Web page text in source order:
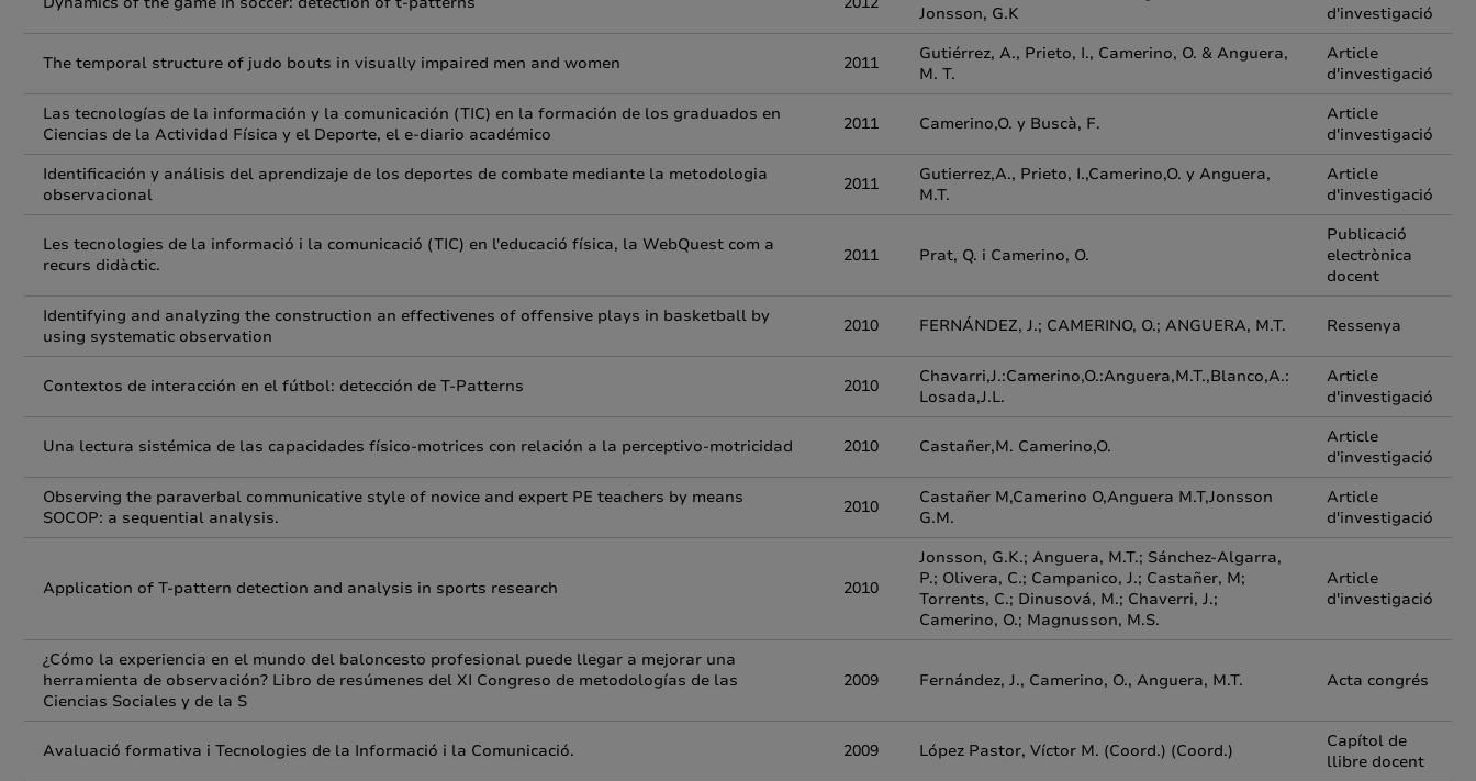
Jonsson, G.K
d'investigació
The temporal structure of judo bouts in visually impaired men and women 2011
Gutiérrez, A., Prieto, I., Camerino, O. & Anguera,
M. T.
Article
d'investigació
Las tecnologías de la información y la comunicación (TIC) en la formación de los graduados en
Ciencias de la Actividad Física y el Deporte, el e-diario académico
2011 Camerino,O. y Buscà, F.
Article
d'investigació
Identificación y análisis del aprendizaje de los deportes de combate mediante la metodologia
observacional
2011
Gutierrez,A., Prieto, I.,Camerino,O. y Anguera,
M.T.
Article
d'investigació
Les tecnologies de la informació i la comunicació (TIC) en l'educació física, la WebQuest com a
recurs didàctic.
2011 Prat, Q. i Camerino, O.
Publicació
electrònica
docent
Identifying and analyzing the construction an effectivenes of offensive plays in basketball by
using systematic observation
2010 FERNÁNDEZ, J.; CAMERINO, O.; ANGUERA, M.T. Ressenya
Contextos de interacción en el fútbol: detección de T-Patterns 2010
Chavarri,J.:Camerino,O.:Anguera,M.T.,Blanco,A.:
Losada,J.L.
Article
d'investigació
Una lectura sistémica de las capacidades físico-motrices con relación a la perceptivo-motricidad 2010 Castañer,M. Camerino,O.
Article
d'investigació
Observing the paraverbal communicative style of novice and expert PE teachers by means
SOCOP: a sequential analysis.
2010
Castañer M,Camerino O,Anguera M.T,Jonsson
G.M.
Article
d'investigació
Application of T-pattern detection and analysis in sports research 2010
Jonsson, G.K.; Anguera, M.T.; Sánchez-Algarra,
P.; Olivera, C.; Campanico, J.; Castañer, M;
Torrents, C.; Dinusová, M.; Chaverri, J.;
Camerino, O.; Magnusson, M.S.
Article
d'investigació
¿Cómo la experiencia en el mundo del baloncesto profesional puede llegar a mejorar una
herramienta de observación? Libro de resúmenes del XI Congreso de metodologías de las
Ciencias Sociales y de la S
2009 Fernández, J., Camerino, O., Anguera, M.T. Acta congrés
Avaluació formativa i Tecnologies de la Informació i la Comunicació. 2009 López Pastor, Víctor M. (Coord.) (Coord.)
Capítol de
llibre docent